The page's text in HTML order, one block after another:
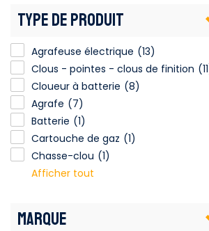
TYPE DE PRODUIT
Agrafeuse électrique (13)
Clous - pointes - clous de finition
Cloueur à batterie (8)
Agrafe (7)
Batterie (1)
Cartouche de gaz (1)
Chasse-clou (1)
Afficher tout
MARQUE